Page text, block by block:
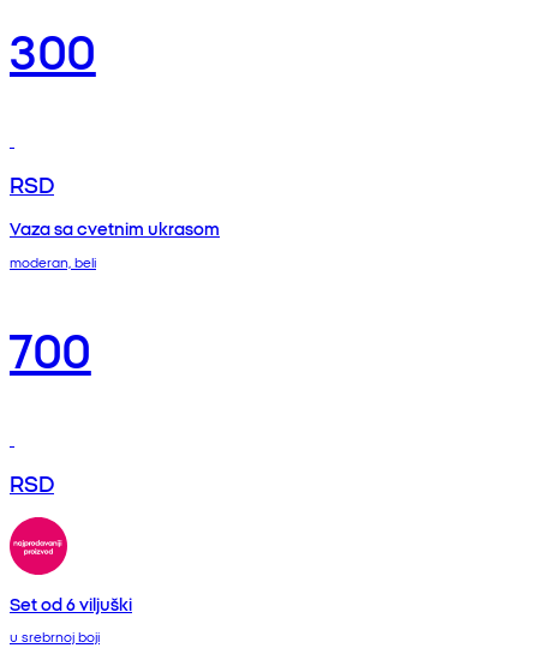
300
RSD
Vaza sa cvetnim ukrasom
moderan, beli
700
RSD
Set od 6 viljuški
u srebrnoj boji